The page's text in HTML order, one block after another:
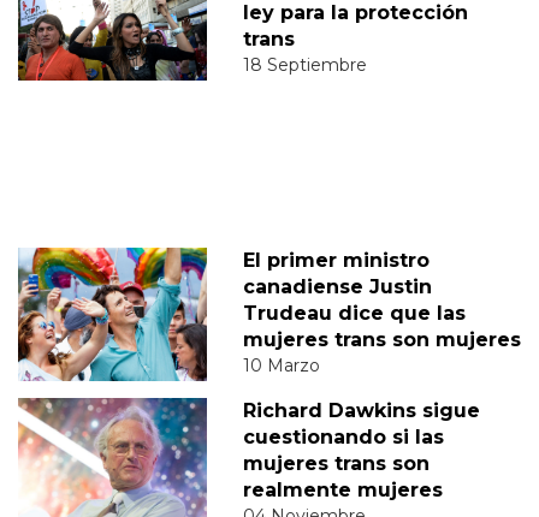
ley para la protección
trans
18 Septiembre
El primer ministro
canadiense Justin
Trudeau dice que las
mujeres trans son mujeres
10 Marzo
Richard Dawkins sigue
cuestionando si las
mujeres trans son
realmente mujeres